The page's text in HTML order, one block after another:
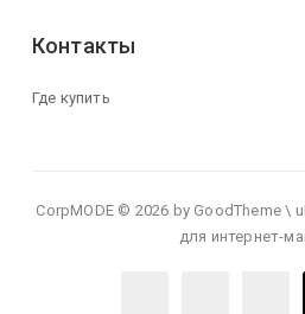
Контакты
Где купить
CorpMODE © 2026 by GoodTheme \
для интернет-